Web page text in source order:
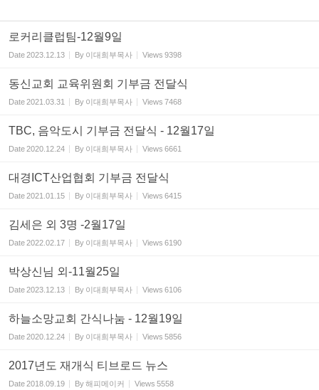
로커리클럽팀-12월9일
Date2023.12.13 By 이대희부목사 Views 9398
동신교회 교육위원회 기부금 전달식
Date2021.03.31 By 이대희부목사 Views 7468
TBC, 음악도시 기부금 전달식 - 12월17일
Date2020.12.24 By 이대희부목사 Views 6661
대경ICT산업협회 기부금 전달식
Date2021.01.15 By 이대희부목사 Views 6415
김세은 외 3명 -2월17일
Date2022.02.17 By 이대희부목사 Views 6190
박상신님 외-11월25일
Date2023.12.13 By 이대희부목사 Views 6106
하늘소망교회 간식나눔 - 12월19일
Date2020.12.24 By 이대희부목사 Views 5856
2017년도 재개식 티브로드 뉴스
Date2018.09.19 By해피메이커 Views 5558